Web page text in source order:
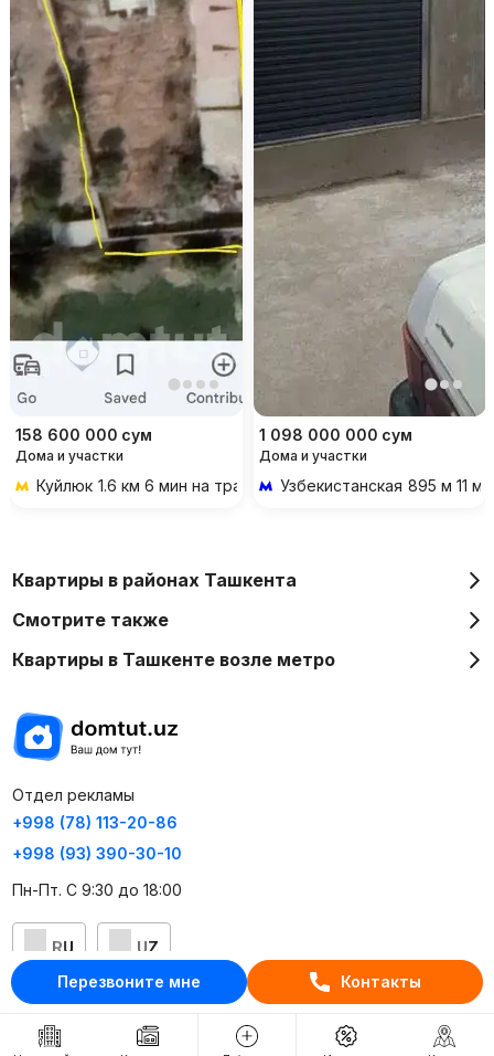
Перезвоните мне Контакты
158 600 000 сум
Дома и участки
Куйлюк 1.6 км 6 мин на транспорте
1 098 000 000 сум
Дома и участки
Узбекистанская 895 м 11
Квартиры в районах Ташкента
Смотрите также
Квартиры в Ташкенте возле метро
Отдел рекламы
+998 (78) 113-20-86
+998 (93) 390-30-10
Пн-Пт. С 9:30 до 18:00
RU UZ
Контакты
О проекте